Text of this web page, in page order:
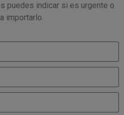
puedes indicar si es urgente o
importarlo.